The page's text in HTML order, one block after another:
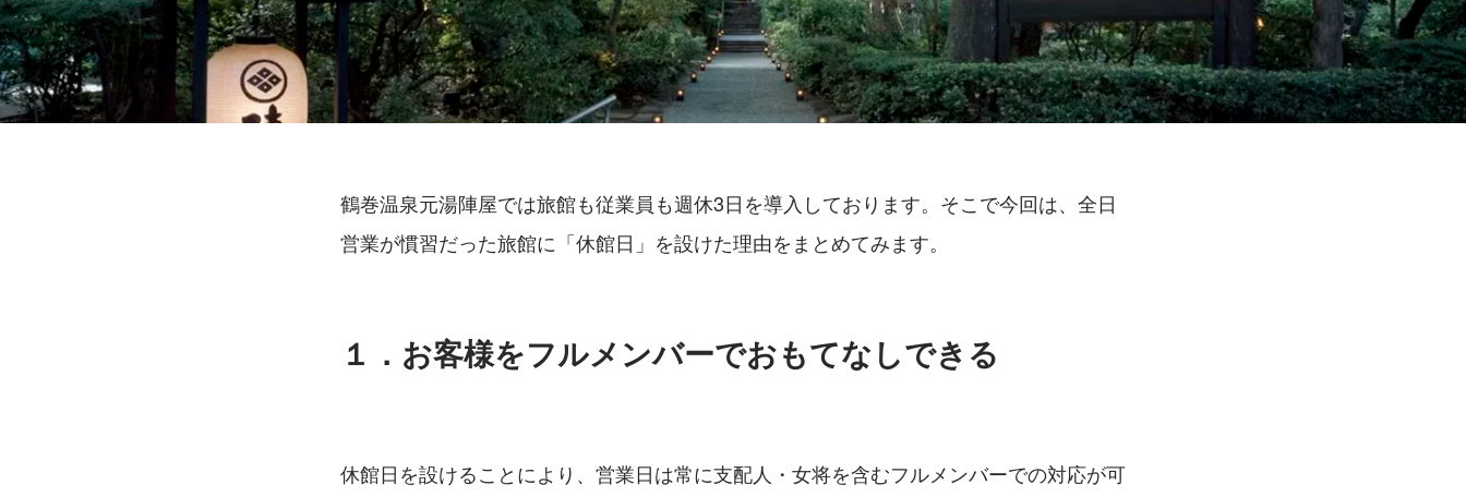
鶴巻温泉元湯陣屋では旅館も従業員も週休3日を導入しております。そこで今回は、全日
営業が慣習だった旅館に「休館日」を設けた理由をまとめてみます。
１．お客様をフルメンバーでおもてなしできる
休館日を設けることにより、営業日は常に支配人・女将を含むフルメンバーでの対応が可